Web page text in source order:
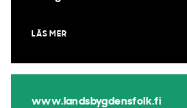
LÄS MER
www.landsbygdensfolk.fi